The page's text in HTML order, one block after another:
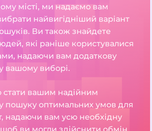
місті, ми надаємо вам
найвигідніший варіант
Ви також знайдете
які раніше користувалися
надаючи вам додаткову
вашому виборі.
вашим надійним
пошуку оптимальних умов для
надаючи вам усю необхідну